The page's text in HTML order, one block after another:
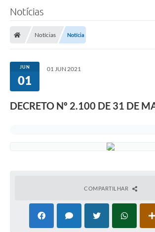
Notícias
Notícias Notícia
JUN
01
01 JUN 2021
DECRETO Nº 2.100 DE 31 DE
COMPARTILHAR